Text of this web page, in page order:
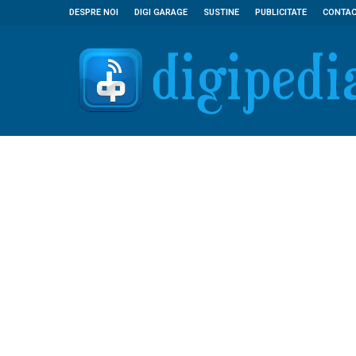
DESPRE NOI DIGI GARAGE SUSTINE PUBLICITATE